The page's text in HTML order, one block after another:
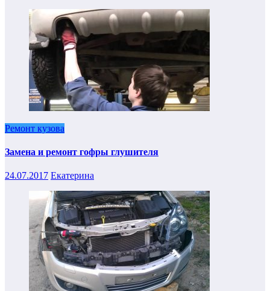
Ремонт кузова
Замена и ремонт гофры глушителя
24.07.2017 Екатерина